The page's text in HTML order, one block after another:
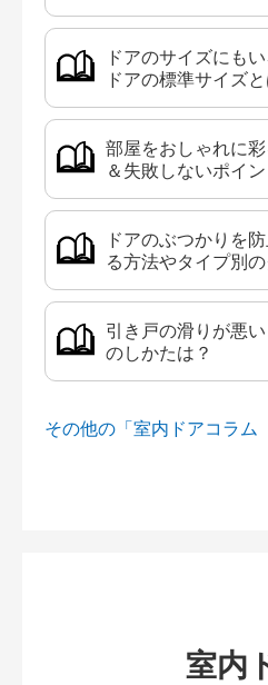
ドアのサイズにも
ドアの標準サイズと
部屋をおしゃれに
＆失敗しないポイン
ドアのぶつかりを
る方法やタイプ別
引き戸の滑りが悪
のしかたは？
その他の「室内ドアコラム
室内